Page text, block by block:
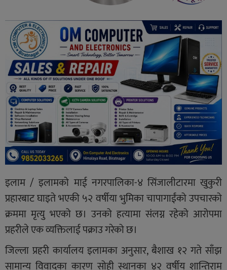
इलाम / इलामको माई नगरपालिका-४ सिंजालीटारमा खुकुरी
प्रहारबाट घाइते भएकी ५२ वर्षीया भुमिका चापागाईंको उपचारको
क्रममा मृत्यु भएको छ। उनको हत्यामा संलग्न रहेको आरोपमा
प्रहरीले एक व्यक्तिलाई पक्राउ गरेको छ।
जिल्ला प्रहरी कार्यालय इलामका अनुसार, बैशाख १२ गते साँझ